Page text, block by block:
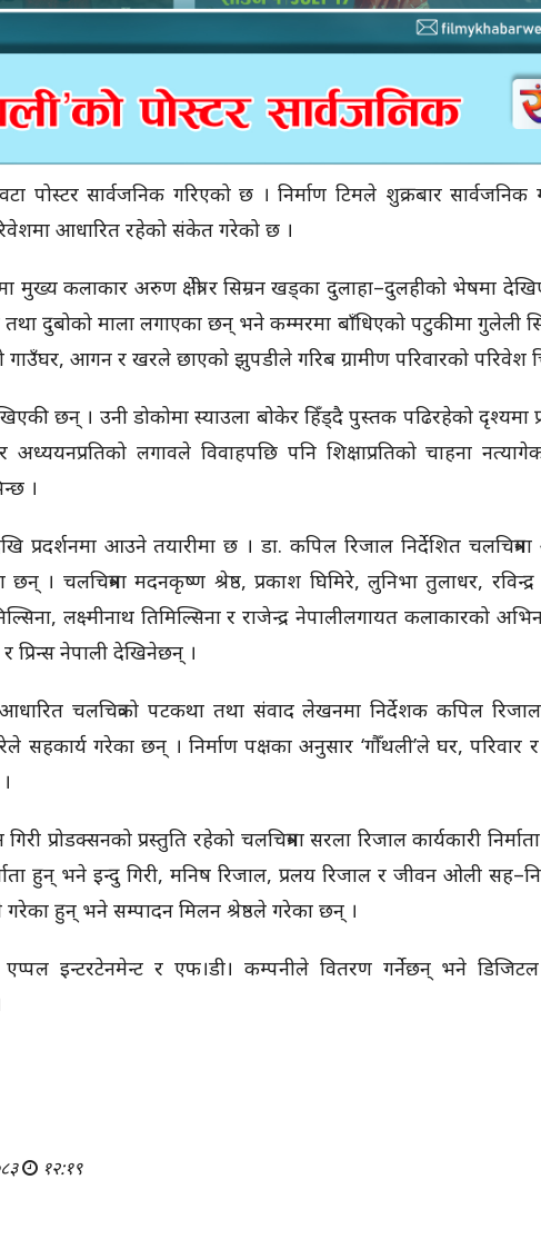
पोस्टर सार्वजनिक गरिएको छ । निर्माण टिमले शुक्रबार सार्वजनिक
आधारित रहेको संकेत गरेको छ ।
मुख्य कलाकार अरुण क्षेत्री र सिम्रन खड्का दुलाहा–दुलहीको भेषमा
तथा दुबोको माला लगाएका छन् भने कम्मरमा बाँधिएको पटुकीमा गुलेली
गाउँघर, आगन र खरले छाएको झुपडीले गरिब ग्रामीण परिवारको परिवेश
छन् । उनी डोकोमा स्याउला बोकेर हिँड्दै पुस्तक पढिरहेको दृश्यमा
लगावले विवाहपछि पनि शिक्षाप्रतिको चाहना
।
प्रदर्शनमा आउने तयारीमा छ । डा. कपिल रिजाल निर्देशित चलचित्रमा
। चलचित्रमा मदनकृष्ण श्रेष्ठ, प्रकाश घिमिरे, लुनिभा तुलाधर,
लक्ष्मीनाथ तिमिल्सिना र राजेन्द्र नेपालीलगायत कलाकारको
नेपाली देखिनेछन् ।
चलचित्रको पटकथा तथा संवाद लेखनमा निर्देशक कपिल
सहकार्य गरेका छन् । निर्माण पक्षका अनुसार ‘गौँथली’ले घर,
प्रोडक्सनको प्रस्तुति रहेको चलचित्रमा सरला रिजाल कार्यकारी
हुन् भने इन्दु गिरी, मनिष रिजाल, प्रलय रिजाल र जीवन ओली
हुन् भने सम्पादन मिलन श्रेष्ठले गरेका छन् ।
एप्पल इन्टरटेनमेन्ट र एफ।डी। कम्पनीले वितरण गर्नेछन् भने
१२:१९